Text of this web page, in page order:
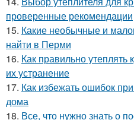
проверенные рекомендации
15. Какие необычные и
найти в Перми
16. Как правильно
их устранение
17. Как избежать ошибок
дома
18. Все, что нужно знать о